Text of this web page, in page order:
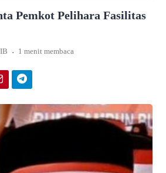
Pemkot Pelihara Fasilitas
. 1 menit membaca